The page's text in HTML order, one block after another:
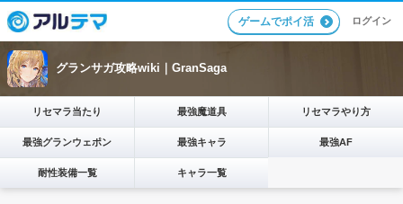
ゲームでポイ活 ログイン
グランサガ攻略wiki｜GranSaga
リセマラ当たり 最強魔道具 リセマラやり方
最強グランウェポン 最強キャラ 最強AF
耐性装備一覧 キャラ一覧